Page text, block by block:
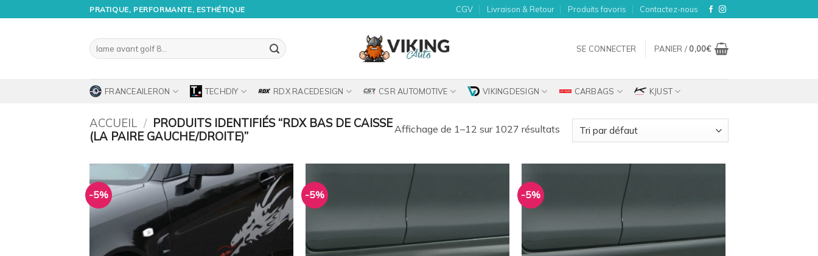
au
PRATIQUE, PERFORMANTE, ESTHÉTIQUE CGV Livraison & Retour Produits favoris Contactez-nous
Recherche
pour :
SE CONNECTER PANIER / 0,00€
FRANCEAILERON TECHDIY RDX RACEDESIGN CSR AUTOMOTIVE VIKINGDESIGN CARBAGS KJUST
ACCUEIL / PRODUITS IDENTIFIÉS “RDX BAS DE CAISSE
(LA PAIRE GAUCHE/DROITE)”
Affichage de 1–12 sur 1027 résultats
-5%
Ajouter
à la
wishlist
-5% -5%